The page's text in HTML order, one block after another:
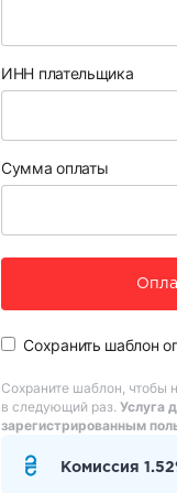
ИНН плательщика
Сумма оплаты
Сохранить шаблон
Сохраните шаблон, чтобы
в следующий раз. Услуга
зарегистрированным
Комиссия